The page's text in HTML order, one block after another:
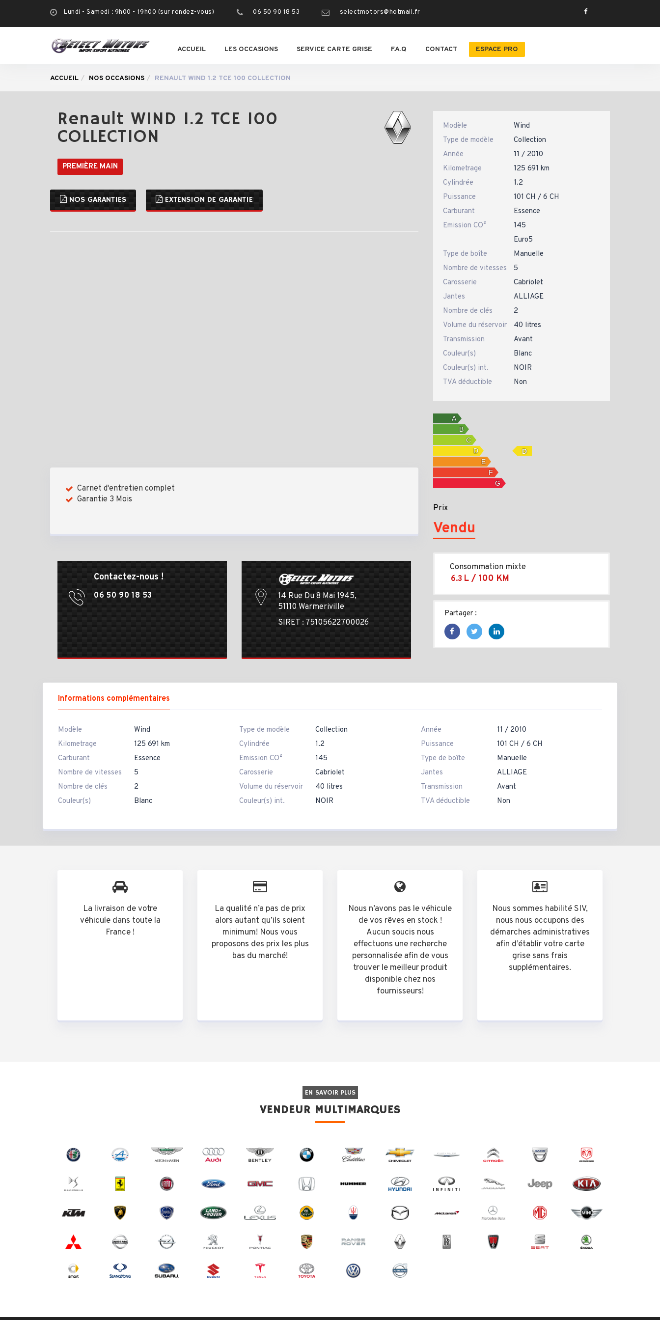
Lundi - Samedi : 9h00 - 19h00 (sur rendez-vous) 06 50 90 18 53 selectmotors@hotmail.fr
ACCUEIL LES OCCASIONS SERVICE CARTE GRISE F.A.Q CONTACT ESPACE PRO
ACCUEIL NOS OCCASIONS RENAULT WIND 1.2 TCE 100 COLLECTION
Renault WIND 1.2 TCE 100
COLLECTION
PREMIÈRE MAIN
NOS GARANTIES EXTENSION DE GARANTIE
Carnet d'entretien complet
Garantie 3 Mois
Contactez-nous !
06 50 90 18 53
14 Rue Du 8 Mai 1945,
51110 Warmeriville
SIRET : 75105622700026
Modèle
Wind
Type de modèle
Collection
Année
11 / 2010
Kilometrage
125 691 km
Cylindrée
1.2
Puissance
101 CH / 6 CH
Carburant
Essence
Emission CO²
145
Euro5
Type de boîte
Manuelle
Nombre de vitesses
5
Carosserie
Cabriolet
Jantes
ALLIAGE
Nombre de clés
2
Volume du réservoir
40 litres
Transmission
Avant
Couleur(s)
Blanc
Couleur(s) int.
NOIR
TVA déductible
Non
D
Prix
Vendu
Consommation mixte
6.3 L / 100 KM
Partager :
Informations complémentaires
Modèle Wind Type de modèle Collection Année
11 / 2010
Kilometrage
125 691 km Cylindrée 1.2 Puissance
101 CH / 6 CH
Carburant
Essence Emission CO² 145 Type de boîte
Manuelle
Nombre de vitesses
5 Carosserie Cabriolet Jantes
ALLIAGE
Nombre de clés
2 Volume du réservoir 40 litres Transmission
Avant
Couleur(s)
Blanc Couleur(s) int. NOIR TVA déductible Non
La livraison de votre
véhicule dans toute la
France !
La qualité n’a pas de prix
alors autant qu’ils soient
minimum! Nous vous
proposons des prix les plus
bas du marché!
Nous n’avons pas le véhicule
de vos rêves en stock !
Aucun soucis nous
effectuons une recherche
personnalisée afin de vous
trouver le meilleur produit
disponible chez nos
fournisseurs!
Nous sommes habilité SIV,
nous nous occupons des
démarches administratives
afin d’établir votre carte
grise sans frais
supplémentaires.
EN SAVOIR PLUS
VENDEUR MULTIMARQUES